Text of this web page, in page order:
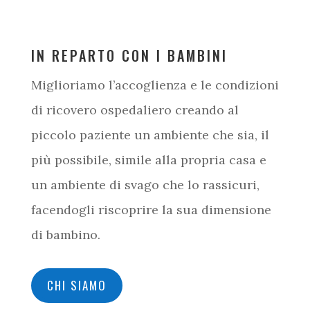
IN REPARTO CON I BAMBINI
Miglioriamo l’accoglienza e le condizioni
di ricovero ospedaliero creando al
piccolo paziente un ambiente che sia, il
più possibile, simile alla propria casa e
un ambiente di svago che lo rassicuri,
facendogli riscoprire la sua dimensione
di bambino.
CHI SIAMO